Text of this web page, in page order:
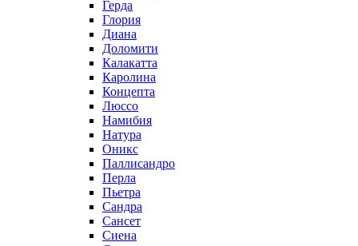
Герда
Глория
Диана
Доломити
Калакатта
Каролина
Концепта
Люссо
Намибия
Натура
Оникс
Паллисандро
Перла
Пьетра
Сандра
Сансет
Сиена